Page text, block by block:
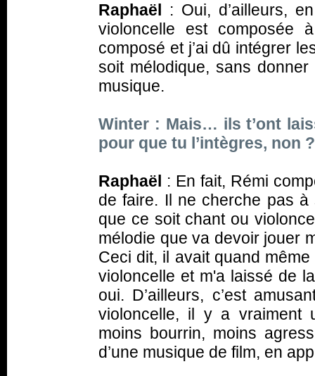
Raphaël : Oui, d’ailleurs,
violoncelle est
composé et j’ai dû intégrer
soit mélodique, sans donner
musique.
Winter : Mais… ils t’ont
pour que tu l’intègres, non ?
Raphaël : En fait, Rémi
de faire. Il ne cherche pas
que ce soit chant ou
mélodie que va devoir jouer
Ceci dit, il avait quand
violoncelle et m'a laissé de
oui. D’ailleurs, c’est
violoncelle, il y a vraiment
moins bourrin, moins
d’une musique de film, en